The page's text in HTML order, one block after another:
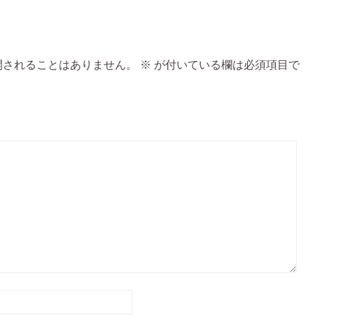
れることはありません。 ※ が付いている欄は必須項目で